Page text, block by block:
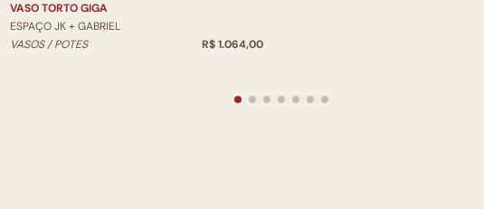
VASO TORTO GIGA
ESPAÇO JK + GABRIEL
VASOS / POTES
R$ 1.064,00